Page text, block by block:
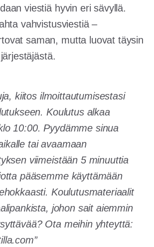
viestiä hyvin eri sävyllä.
vahvistusviestiä –
saman, mutta luovat täysin
kiitos ilmoittautumisestasi
Koulutus alkaa
10:00. Pyydämme sinua
tai avaamaan
viimeistään 5 minuuttia
pääsemme käyttämään
Koulutusmateriaalit
johon sait aiemmin
Ota meihin yhteyttä: